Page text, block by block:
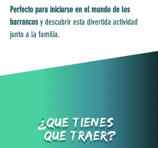
Perfecto para iniciarse en el mundo de los
barrancosy descubrir esta divertida actividad
junto a la familia.
QUE TIENES
QUE TRAER?
?